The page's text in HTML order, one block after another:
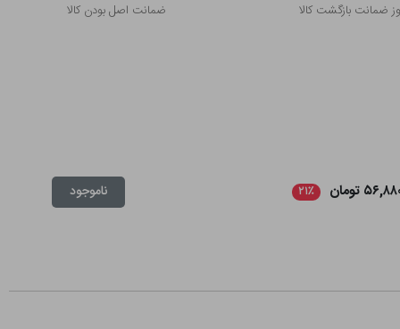
ضمانت بازگشت کالا ﺿﻤﺎﻧﺖ اﺻﻞ ﺑﻮدن ﮐﺎﻟﺎ
تومان ۲۱٪ ناموجود